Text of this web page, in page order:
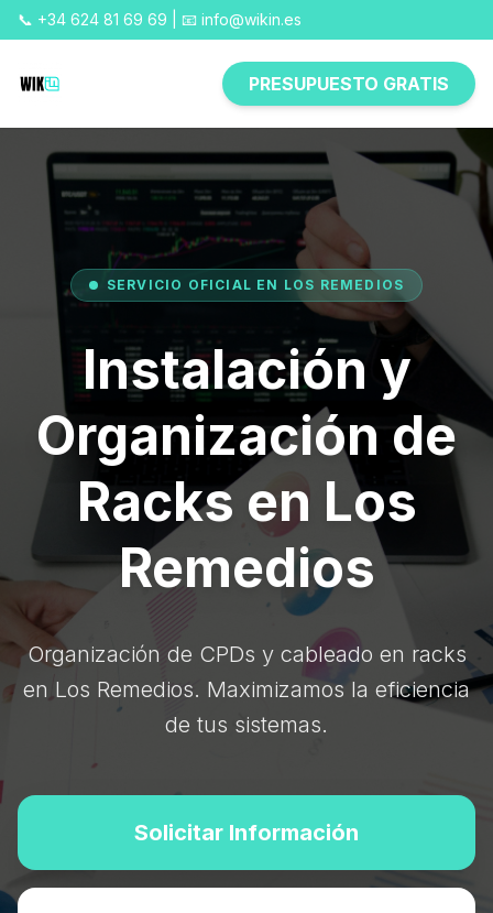
📞 +34 624 81 69 69 | 📧 info@wikin.es
PRESUPUESTO GRATIS
SERVICIO OFICIAL EN LOS REMEDIOS
Instalación y
Organización de
Racks en Los
Remedios
Organización de CPDs y cableado en racks
en Los Remedios. Maximizamos la eficiencia
de tus sistemas.
Solicitar Información